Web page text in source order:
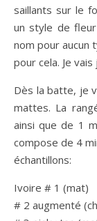
saillants sur le
un style de fleur
nom pour aucun
pour cela. Je
Dès la batte, je
mattes. La
ainsi que de 1
compose de 4
échantillons:
Ivoire # 1 (mat)
# 2 augmenté